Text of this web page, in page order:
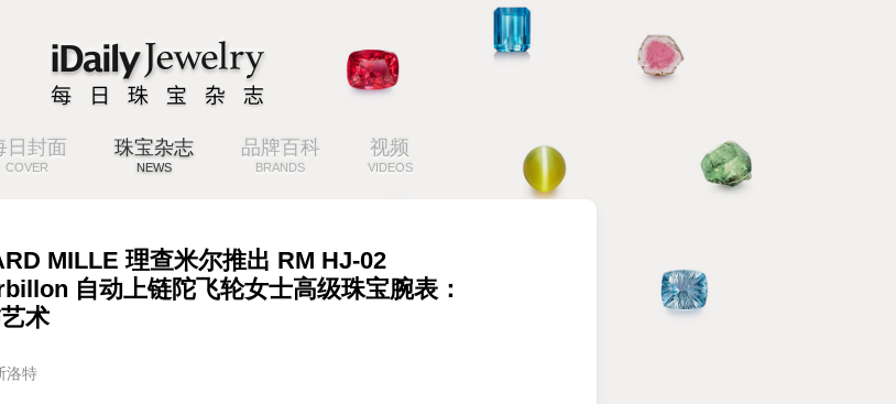
日封面
COVER
珠宝杂志
NEWS
品牌百科
BRANDS
视频
VIDEOS
MILLE 理查米尔推出 RM HJ-02
自动上链陀飞轮女士高级珠宝腕表：
术
洛特